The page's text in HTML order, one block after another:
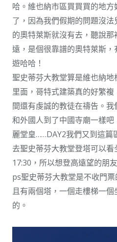
哈。維也納市區買買買的地
了，因為我們假期的問題沒
的奧特萊斯就沒有去，聽說
遠，是個很靠譜的奧特萊斯
遊哈哈！
聖史蒂芬大教堂算是維也納
里面，哥特式建築真的好繁
間還有虔誠的教徒在禱告。
和外國人到了中國寺廟一樣
麗堂皇……DAY2我們又到這篇
去聖史蒂芬大教堂登塔可以
17:30，所以想登高遠望的朋
ps聖史蒂芬大教堂是不收門
且有兩個塔，一個走樓梯一
的。